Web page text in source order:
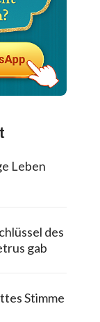
Leben
des
gab
Stimme